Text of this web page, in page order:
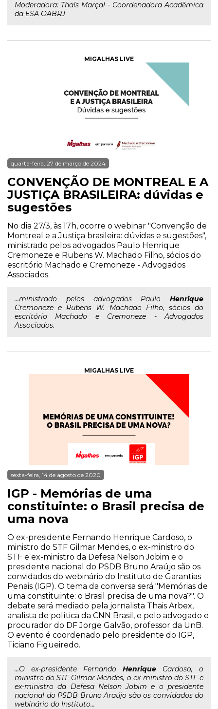
Moderadora: Thaís Marçal - Coordenadora Acadêmica
da ESA OABRJ
MIGALHAS LIVE
quarta-feira, 27 de março de 2024
CONVENÇÃO DE MONTREAL E A
JUSTIÇA BRASILEIRA: dúvidas e
sugestões
No dia 27/3, às 17h, ocorre o webinar "Convenção de
Montreal e a Justiça brasileira: dúvidas e sugestões",
ministrado pelos advogados Paulo Henrique
Cremoneze e Rubens W. Machado Filho, sócios do
escritório Machado e Cremoneze - Advogados
Associados.
...ministrado pelos advogados Paulo Henrique
Cremoneze e Rubens W. Machado Filho, sócios do
escritório Machado e Cremoneze - Advogados
Associados.
MIGALHAS LIVE
sexta-feira, 14 de agosto de 2020
IGP - Memórias de uma
constituinte: o Brasil precisa de
uma nova
O ex-presidente Fernando Henrique Cardoso, o
ministro do STF Gilmar Mendes, o ex-ministro do
STF e ex-ministro da Defesa Nelson Jobim e o
presidente nacional do PSDB Bruno Araújo são os
convidados do webinário do Instituto de Garantias
Penais (IGP). O tema da conversa será "Memórias de
uma constituinte: o Brasil precisa de uma nova?". O
debate será mediado pela jornalista Thais Arbex,
analista de política da CNN Brasil, e pelo advogado e
procurador do DF Jorge Galvão, professor da UnB.
O evento é coordenado pelo presidente do IGP,
Ticiano Figueiredo.
...O ex-presidente Fernando Henrique Cardoso, o
ministro do STF Gilmar Mendes, o ex-ministro do STF e
ex-ministro da Defesa Nelson Jobim e o presidente
nacional do PSDB Bruno Araújo são os convidados do
webinário do Instituto...